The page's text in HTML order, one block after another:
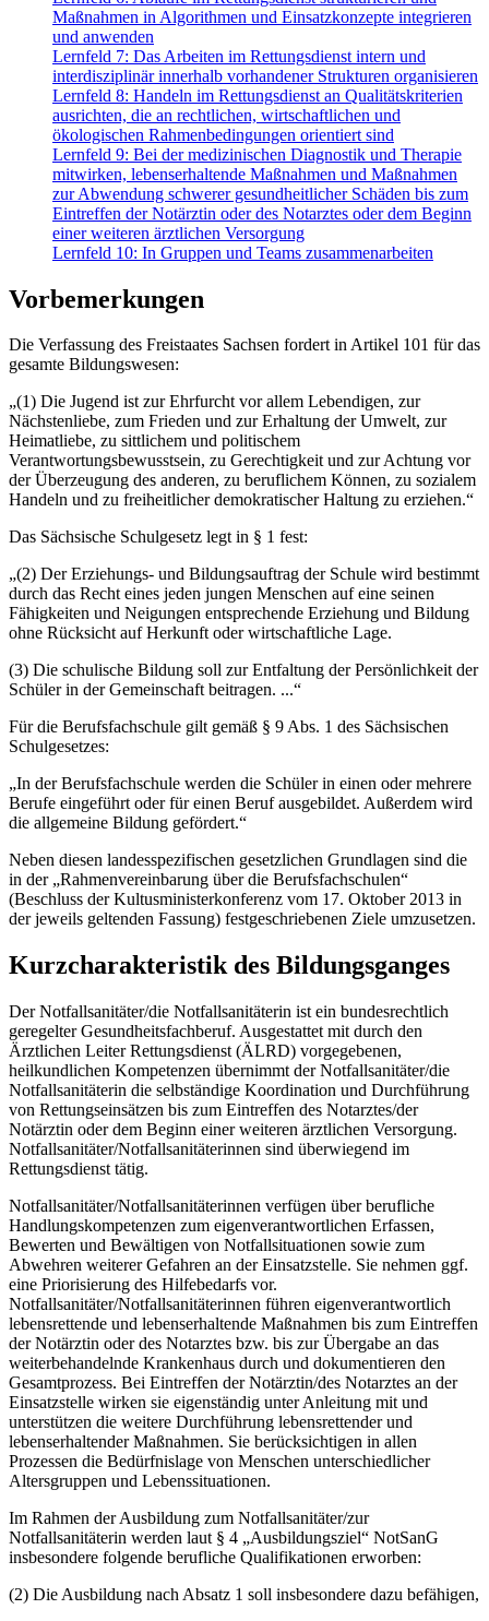
Maßnahmen in Algorithmen und Einsatzkonzepte integrieren
und anwenden
Lernfeld 7: Das Arbeiten im Rettungsdienst intern und
interdisziplinär innerhalb vorhandener Strukturen organisieren
Lernfeld 8: Handeln im Rettungsdienst an Qualitätskriterien
ausrichten, die an rechtlichen, wirtschaftlichen und
ökologischen Rahmenbedingungen orientiert sind
Lernfeld 9: Bei der medizinischen Diagnostik und Therapie
mitwirken, lebenserhaltende Maßnahmen und Maßnahmen
zur Abwendung schwerer gesundheitlicher Schäden bis zum
Eintreffen der Notärztin oder des Notarztes oder dem Beginn
einer weiteren ärztlichen Versorgung
Lernfeld 10: In Gruppen und Teams zusammenarbeiten
Vorbemerkungen
Die Verfassung des Freistaates Sachsen fordert in Artikel 101 für das
gesamte Bildungswesen:
„(1) Die Jugend ist zur Ehrfurcht vor allem Lebendigen, zur
Nächstenliebe, zum Frieden und zur Erhaltung der Umwelt, zur
Heimatliebe, zu sittlichem und politischem
Verantwortungsbewusstsein, zu Gerechtigkeit und zur Achtung vor
der Überzeugung des anderen, zu beruflichem Können, zu sozialem
Handeln und zu freiheitlicher demokratischer Haltung zu erziehen.“
Das Sächsische Schulgesetz legt in § 1 fest:
„(2) Der Erziehungs- und Bildungsauftrag der Schule wird bestimmt
durch das Recht eines jeden jungen Menschen auf eine seinen
Fähigkeiten und Neigungen entsprechende Erziehung und Bildung
ohne Rücksicht auf Herkunft oder wirtschaftliche Lage.
(3) Die schulische Bildung soll zur Entfaltung der Persönlichkeit der
Schüler in der Gemeinschaft beitragen. ...“
Für die Berufsfachschule gilt gemäß § 9 Abs. 1 des Sächsischen
Schulgesetzes:
„In der Berufsfachschule werden die Schüler in einen oder mehrere
Berufe eingeführt oder für einen Beruf ausgebildet. Außerdem wird
die allgemeine Bildung gefördert.“
Neben diesen landesspezifischen gesetzlichen Grundlagen sind die
in der „Rahmenvereinbarung über die Berufsfachschulen“
(Beschluss der Kultusministerkonferenz vom 17. Oktober 2013 in
der jeweils geltenden Fassung) festgeschriebenen Ziele umzusetzen.
Kurzcharakteristik des Bildungsganges
Der Notfallsanitäter/die Notfallsanitäterin ist ein bundesrechtlich
geregelter Gesundheitsfachberuf. Ausgestattet mit durch den
Ärztlichen Leiter Rettungsdienst (ÄLRD) vorgegebenen,
heilkundlichen Kompetenzen übernimmt der Notfallsanitäter/die
Notfallsanitäterin die selbständige Koordination und Durchführung
von Rettungseinsätzen bis zum Eintreffen des Notarztes/der
Notärztin oder dem Beginn einer weiteren ärztlichen Versorgung.
Notfallsanitäter/Notfallsanitäterinnen sind überwiegend im
Rettungsdienst tätig.
Notfallsanitäter/Notfallsanitäterinnen verfügen über berufliche
Handlungskompetenzen zum eigenverantwortlichen Erfassen,
Bewerten und Bewältigen von Notfallsituationen sowie zum
Abwehren weiterer Gefahren an der Einsatzstelle. Sie nehmen ggf.
eine Priorisierung des Hilfebedarfs vor.
Notfallsanitäter/Notfallsanitäterinnen führen eigenverantwortlich
lebensrettende und lebenserhaltende Maßnahmen bis zum Eintreffen
der Notärztin oder des Notarztes bzw. bis zur Übergabe an das
weiterbehandelnde Krankenhaus durch und dokumentieren den
Gesamtprozess. Bei Eintreffen der Notärztin/des Notarztes an der
Einsatzstelle wirken sie eigenständig unter Anleitung mit und
unterstützen die weitere Durchführung lebensrettender und
lebenserhaltender Maßnahmen. Sie berücksichtigen in allen
Prozessen die Bedürfnislage von Menschen unterschiedlicher
Altersgruppen und Lebenssituationen.
Im Rahmen der Ausbildung zum Notfallsanitäter/zur
Notfallsanitäterin werden laut § 4 „Ausbildungsziel“ NotSanG
insbesondere folgende berufliche Qualifikationen erworben:
(2) Die Ausbildung nach Absatz 1 soll insbesondere dazu befähigen,